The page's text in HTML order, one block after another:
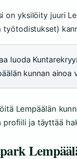
on yksilöity juuri
työtodistukset)
luoda
kunnan ainoa
Lempäälän
profiili ja täyttää